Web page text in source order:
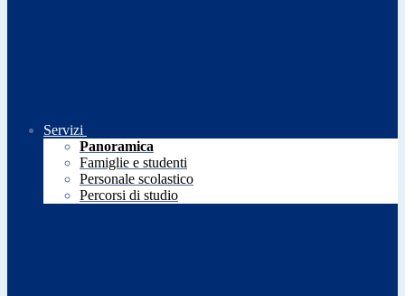
Servizi
Panoramica
Famiglie e studenti
Personale scolastico
Percorsi di studio